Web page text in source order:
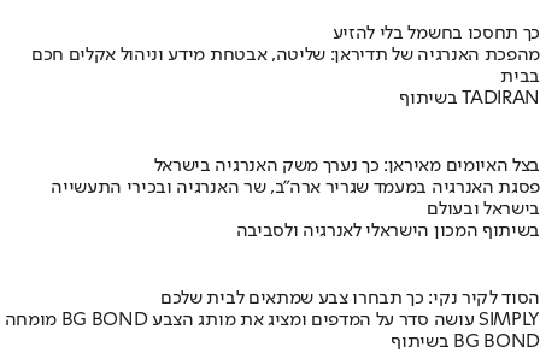
כך תחסכו בחשמל בלי להזיע
מהפכת האנרגיה של תדיראן: שליטה, אבטחת מידע וניהול אקלים חכם
בבית
בשיתוף TADIRAN
בצל האיומים מאיראן: כך נערך משק האנרגיה בישראל
פסגת האנרגיה במעמד שגריר ארה"ב, שר האנרגיה ובכירי התעשייה
בישראל ובעולם
בשיתוף המכון הישראלי לאנרגיה ולסביבה
הסוד לקיר נקי: כך תבחרו צבע שמתאים לבית שלכם
מומחה BG BOND עושה סדר על המדפים ומציג את מותג הצבע SIMPLY
בשיתוף BG BOND